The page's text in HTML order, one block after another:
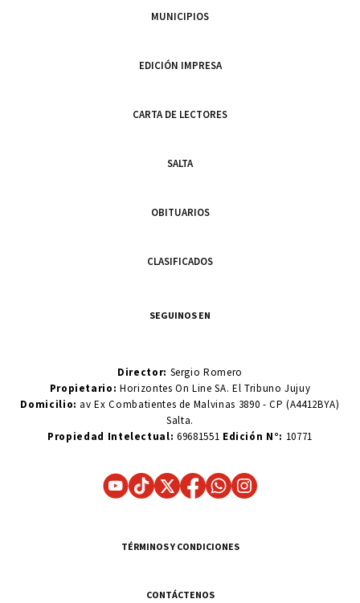
MUNICIPIOS
EDICIÓN IMPRESA
CARTA DE LECTORES
SALTA
OBITUARIOS
CLASIFICADOS
SEGUINOS EN
Director: Sergio Romero
Propietario:Horizontes On Line SA. El Tribuno Jujuy
Domicilio: av Ex Combatientes de Malvinas 3890 - CP (A4412BYA)
Salta.
Propiedad Intelectual: 69681551 Edición N°: 10771
TÉRMINOS Y CONDICIONES
CONTÁCTENOS